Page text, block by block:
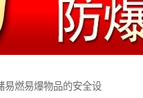
易燃易爆物品的安全设